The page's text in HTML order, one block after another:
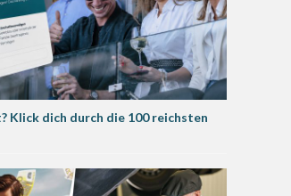
Klick dich durch die 100 reichsten